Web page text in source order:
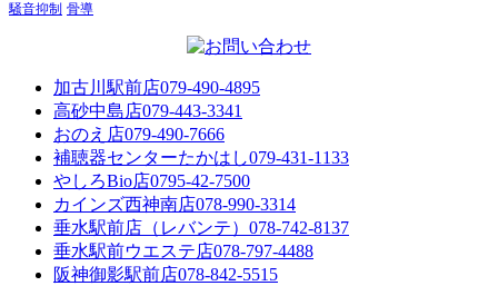
騒音抑制 骨導
加古川駅前店079-490-4895
高砂中島店079-443-3341
おのえ店079-490-7666
補聴器センターたかはし079-431-1133
やしろBio店0795-42-7500
カインズ西神南店078-990-3314
垂水駅前店（レバンテ） 078-742-8137
垂水駅前ウエステ店078-797-4488
阪神御影駅前店078-842-5515